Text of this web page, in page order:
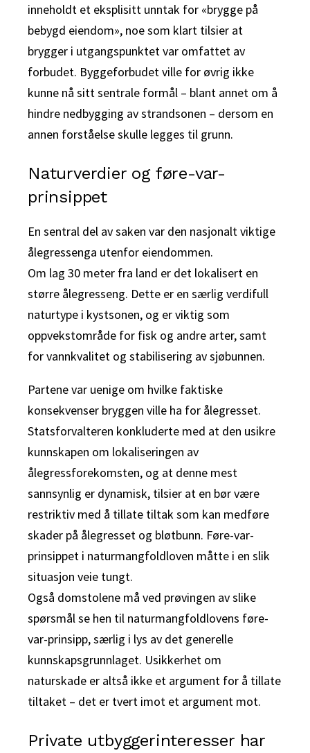
inneholdt et eksplisitt unntak for «brygge på
bebygd eiendom», noe som klart tilsier at
brygger i utgangspunktet var omfattet av
forbudet. Byggeforbudet ville for øvrig ikke
kunne nå sitt sentrale formål – blant annet om å
hindre nedbygging av strandsonen – dersom en
annen forståelse skulle legges til grunn.
Naturverdier og føre-var-
prinsippet
En sentral del av saken var den nasjonalt viktige
ålegressenga utenfor eiendommen.
Om lag 30 meter fra land er det lokalisert en
større ålegresseng. Dette er en særlig verdifull
naturtype i kystsonen, og er viktig som
oppvekstområde for fisk og andre arter, samt
for vannkvalitet og stabilisering av sjøbunnen.
Partene var uenige om hvilke faktiske
konsekvenser bryggen ville ha for ålegresset.
Statsforvalteren konkluderte med at den usikre
kunnskapen om lokaliseringen av
ålegressforekomsten, og at denne mest
sannsynlig er dynamisk, tilsier at en bør være
restriktiv med å tillate tiltak som kan medføre
skader på ålegresset og bløtbunn. Føre-var-
prinsippet i naturmangfoldloven måtte i en slik
situasjon veie tungt.
Også domstolene må ved prøvingen av slike
spørsmål se hen til naturmangfoldlovens føre-
var-prinsipp, særlig i lys av det generelle
kunnskapsgrunnlaget. Usikkerhet om
naturskade er altså ikke et argument for å tillate
tiltaket – det er tvert imot et argument mot.
Private utbyggerinteresser har